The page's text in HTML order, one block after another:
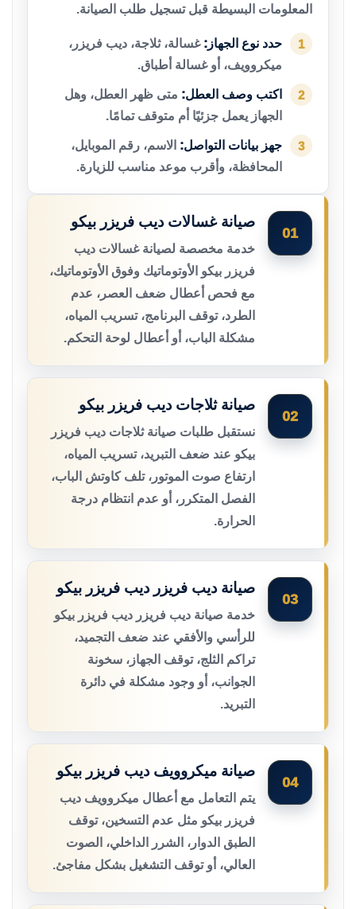
المعلومات البسيطة قبل تسجيل طلب الصيانة.
1 حدد نوع الجهاز: غسالة، ثلاجة، ديب فريزر،
ميكروويف، أو غسالة أطباق.
2 اكتب وصف العطل: متى ظهر العطل، وهل
الجهاز يعمل جزئيًا أم متوقف تمامًا.
3 جهز بيانات التواصل: الاسم، رقم الموبايل،
المحافظة، وأقرب موعد مناسب للزيارة.
01
صيانة غسالات ديب فريزر بيكو
خدمة مخصصة لصيانة غسالات ديب
فريزر بيكو الأوتوماتيك وفوق الأوتوماتيك،
مع فحص أعطال ضعف العصر، عدم
الطرد، توقف البرنامج، تسريب المياه،
مشكلة الباب، أو أعطال لوحة التحكم.
02
صيانة ثلاجات ديب فريزر بيكو
نستقبل طلبات صيانة ثلاجات ديب فريزر
بيكو عند ضعف التبريد، تسريب المياه،
ارتفاع صوت الموتور، تلف كاوتش الباب،
الفصل المتكرر، أو عدم انتظام درجة
الحرارة.
03
صيانة ديب فريزر ديب فريزر بيكو
خدمة صيانة ديب فريزر ديب فريزر بيكو
للرأسي والأفقي عند ضعف التجميد،
تراكم الثلج، توقف الجهاز، سخونة
الجوانب، أو وجود مشكلة في دائرة
التبريد.
04
صيانة ميكروويف ديب فريزر بيكو
يتم التعامل مع أعطال ميكروويف ديب
فريزر بيكو مثل عدم التسخين، توقف
الطبق الدوار، الشرر الداخلي، الصوت
العالي، أو توقف التشغيل بشكل مفاجئ.